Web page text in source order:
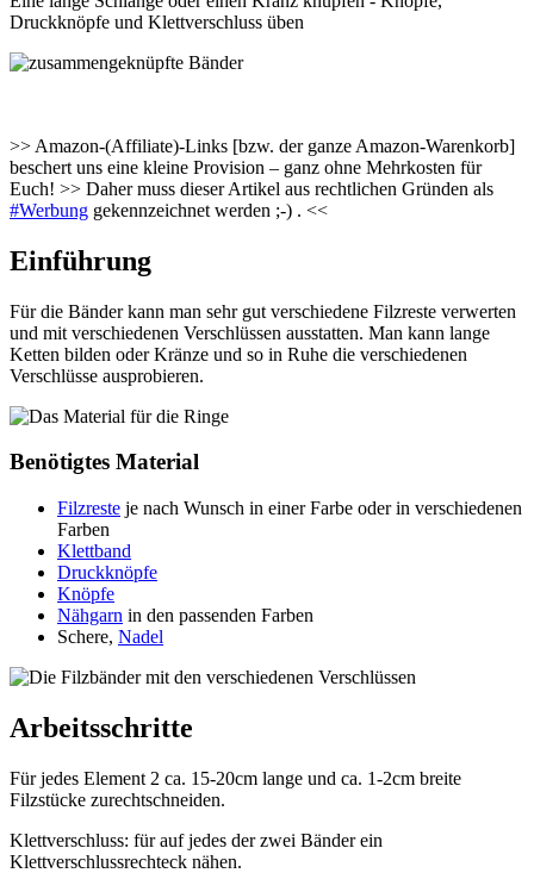
Druckknöpfe und Klettverschluss üben
>> Amazon-(Affiliate)-Links [bzw. der ganze Amazon-Warenkorb]
beschert uns eine kleine Provision – ganz ohne Mehrkosten für
Euch! >> Daher muss dieser Artikel aus rechtlichen Gründen als
#Werbung gekennzeichnet werden ;-) . <<
Einführung
Für die Bänder kann man sehr gut verschiedene Filzreste verwerten
und mit verschiedenen Verschlüssen ausstatten. Man kann lange
Ketten bilden oder Kränze und so in Ruhe die verschiedenen
Verschlüsse ausprobieren.
Benötigtes Material
Filzreste je nach Wunsch in einer Farbe oder in verschiedenen
Farben
Klettband
Druckknöpfe
Knöpfe
Nähgarn in den passenden Farben
Schere, Nadel
Arbeitsschritte
Für jedes Element 2 ca. 15-20cm lange und ca. 1-2cm breite
Filzstücke zurechtschneiden.
Klettverschluss: für auf jedes der zwei Bänder ein
Klettverschlussrechteck nähen.